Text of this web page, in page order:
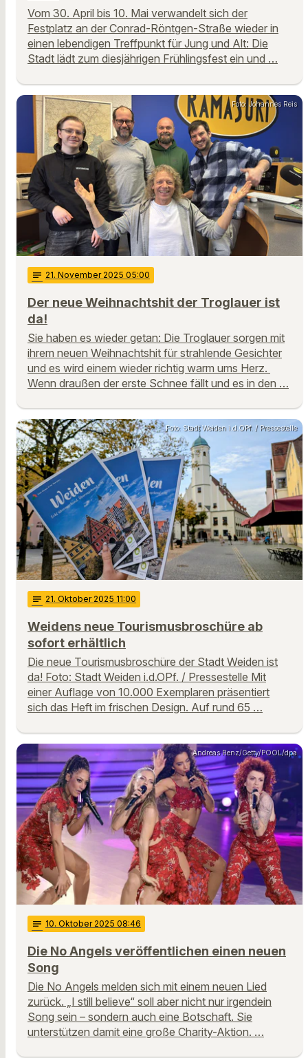
Vom 30. April bis 10. Mai verwandelt sich der
Festplatz an der Conrad-Röntgen-Straße wieder in
einen lebendigen Treffpunkt für Jung und Alt: Die
Stadt lädt zum diesjährigen Frühlingsfest ein und …
Foto: Johannes Reis
notes 21. November 2025 05:00
Der neue Weihnachtshit der Troglauer ist
da!
Sie haben es wieder getan: Die Troglauer sorgen mit
ihrem neuen Weihnachtshit für strahlende Gesichter
und es wird einem wieder richtig warm ums Herz.
Wenn draußen der erste Schnee fällt und es in den …
Foto: Stadt Weiden i.d.OPf. / Pressestelle
notes 21. Oktober 2025 11:00
Weidens neue Tourismusbroschüre ab
sofort erhältlich
Die neue Tourismusbroschüre der Stadt Weiden ist
da! Foto: Stadt Weiden i.d.OPf. / Pressestelle Mit
einer Auflage von 10.000 Exemplaren präsentiert
sich das Heft im frischen Design. Auf rund 65 …
Andreas Renz/Getty/POOL/dpa
notes 10. Oktober 2025 08:46
Die No Angels veröffentlichen einen neuen
Song
Die No Angels melden sich mit einem neuen Lied
zurück. „I still believe“ soll aber nicht nur irgendein
Song sein – sondern auch eine Botschaft. Sie
unterstützen damit eine große Charity-Aktion. …